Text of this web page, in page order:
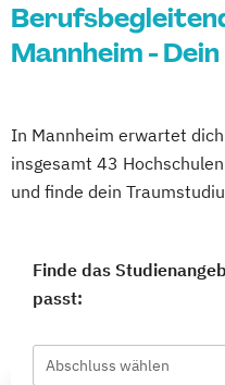
Mannheim -
In Mannheim erwartet
insgesamt 43
und finde dein
Finde das
passt:
Abschluss wählen